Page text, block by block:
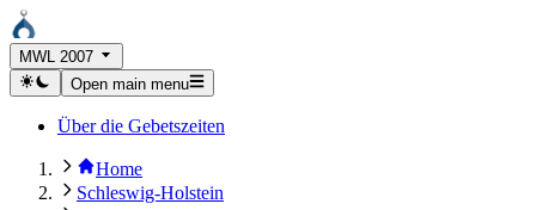
MWL 2007
Open main menu
Über die Gebetszeiten
Home
Schleswig-Holstein